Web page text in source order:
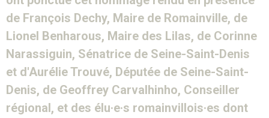
de François Dechy, Maire de Romainville, de
Lionel Benharous, Maire des Lilas, de Corinne
Narassiguin, Sénatrice de Seine-Saint-Denis
et d'Aurélie Trouvé, Députée de Seine-Saint-
Denis, de Geoffrey Carvalhinho, Conseiller
régional, et des élu·e·s romainvillois·es dont